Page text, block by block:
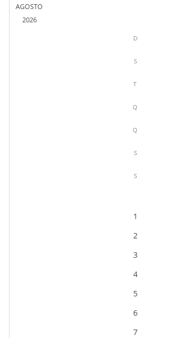
AGOSTO
2026
D
S
T
Q
Q
S
S
1
2
3
4
5
6
7